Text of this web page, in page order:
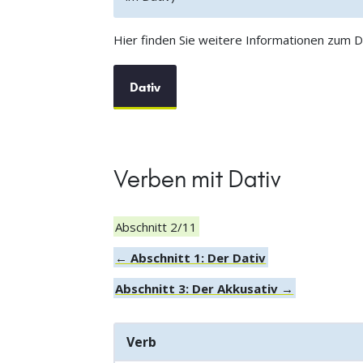
Hier finden Sie weitere Informationen zum
Dativ
Verben mit Dativ
Abschnitt 2/11
← Abschnitt 1: Der Dativ
Abschnitt 3: Der Akkusativ →
Verb